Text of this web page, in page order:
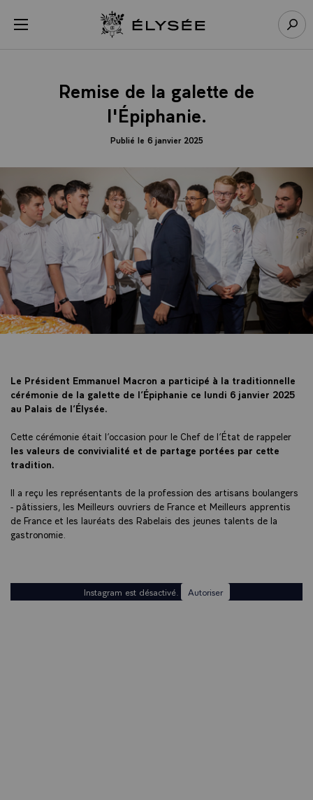
menu Retour à l’accueil Élysée
Remise de la galette de
l'Épiphanie.
Publié le 6 janvier 2025
Le Président Emmanuel Macron a participé à la traditionnelle
cérémonie de la galette de l’Épiphanie ce lundi 6 janvier 2025
au Palais de l’Élysée.
Cette cérémonie était l’occasion pour le Chef de l’État de rappeler
les valeurs de convivialité et de partage portées par cette
tradition.
Il a reçu les représentants de la profession des artisans boulangers
- pâtissiers, les Meilleurs ouvriers de France et Meilleurs apprentis
de France et les lauréats des Rabelais des jeunes talents de la
gastronomie.
Instagram est désactivé. Autoriser
Panneau de gestion des cookies